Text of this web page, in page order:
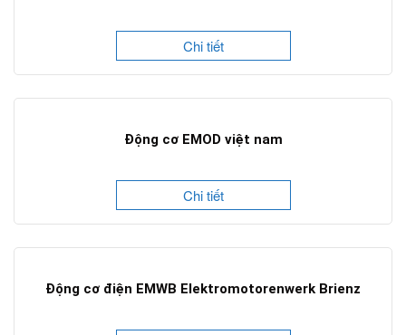
Chi tiết
Động cơ EMOD việt nam
Chi tiết
Động cơ điện EMWB Elektromotorenwerk Brienz